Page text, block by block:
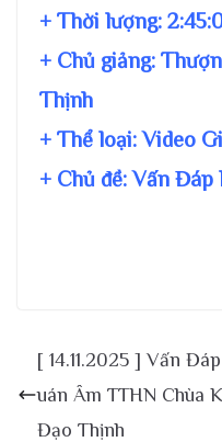
+ Thời lượng:
+ Chủ giảng:
Thịnh
+ Thể loại: Video
+ Chủ đề:Vấn Đáp
[ 14.11.2025 ] Vấn
uán Âm TTHN Chùa
Đạo Thịnh